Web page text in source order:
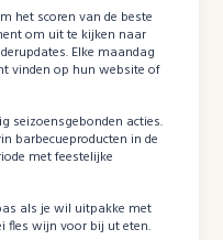
het scoren van de beste
om uit te kijken naar
Elke maandag
vinden op hun website of
seizoensgebonden acties.
barbecueproducten in de
met feestelijke
als je wil uitpakke met
fles wijn voor bij ut eten.